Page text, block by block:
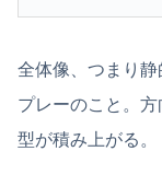
全体像、つまり
プレーのこと。
型が積み上がる。